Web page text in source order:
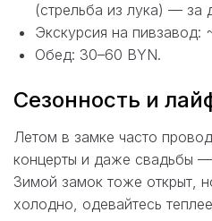
(стрельба из лука) — за
Экскурсия на пивзавод:
Обед: 30–60 BYN.
Сезонность и
Летом в замке часто
концерты и даже свадьбы
Зимой замок тоже открыт,
холодно, одевайтесь